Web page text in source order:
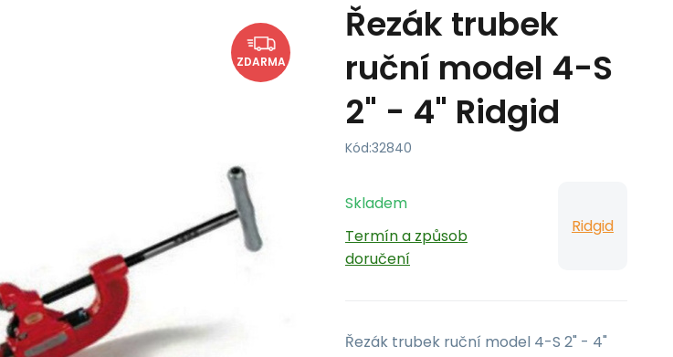
ZDARMA
Řezák trubek
ruční model 4-S
2" - 4" Ridgid
Kód:32840
Skladem
Termín a způsob
doručení
Ridgid
Řezák trubek ruční model 4-S 2" - 4"